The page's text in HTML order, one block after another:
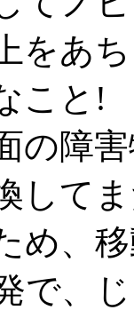
をあ
こと
の障
して
め、
で、